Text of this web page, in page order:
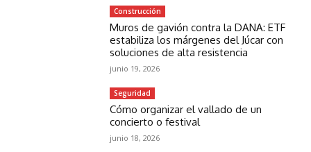
Construcción
Muros de gavión contra la DANA: ETF
estabiliza los márgenes del Júcar con
soluciones de alta resistencia
junio 19, 2026
Seguridad
Cómo organizar el vallado de un
concierto o festival
junio 18, 2026